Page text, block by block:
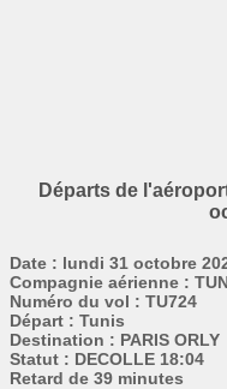
Départs de
Date : lundi 31 octobre
Compagnie aérienne :
Numéro du vol : TU724
Départ : Tunis
Destination : PARIS ORLY
Statut : DECOLLE 18:04
Retard de 39 minutes